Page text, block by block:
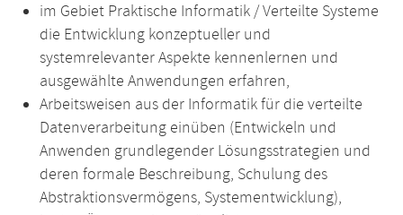
im Gebiet Praktische Informatik / Verteilte Systeme
die Entwicklung konzeptueller und
systemrelevanter Aspekte kennenlernen und
ausgewählte Anwendungen erfahren,
Arbeitsweisen aus der Informatik für die verteilte
Datenverarbeitung einüben (Entwickeln und
Anwenden grundlegender Lösungsstrategien und
deren formale Beschreibung, Schulung des
Abstraktionsvermögens, Systementwicklung),